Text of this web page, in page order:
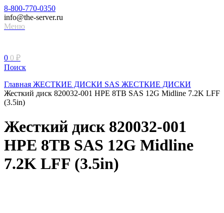
8-800-770-0350
info@the-server.ru
Меню
0 0 ₽
Поиск
Главная ЖЕСТКИЕ ДИСКИ SAS ЖЕСТКИЕ ДИСКИ
Жесткий диск 820032-001 HPE 8TB SAS 12G Midline 7.2K LFF
(3.5in)
Жесткий диск 820032-001
HPE 8TB SAS 12G Midline
7.2K LFF (3.5in)